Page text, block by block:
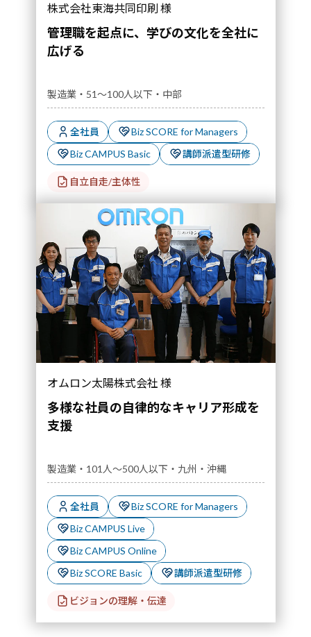
株式会社東海共同印刷 様
管理職を起点に、学びの文化を全社に
広げる
製造業・51～100人以下・中部
全社員
Biz SCORE for Managers
Biz CAMPUS Basic
講師派遣型研修
自立自走/主体性
オムロン太陽株式会社 様
多様な社員の自律的なキャリア形成を
支援
製造業・101人～500人以下・九州・沖縄
全社員
Biz SCORE for Managers
Biz CAMPUS Live
Biz CAMPUS Online
Biz SCORE Basic
講師派遣型研修
ビジョンの理解・伝達